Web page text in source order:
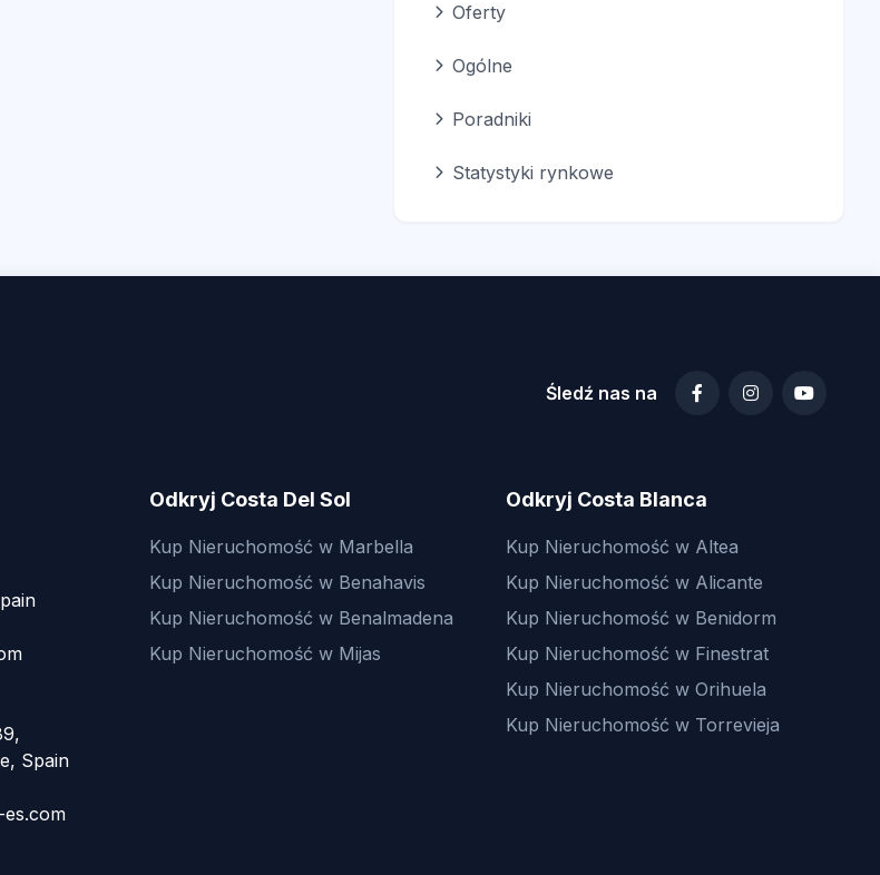
Oferty
Ogólne
Poradniki
Statystyki rynkowe
Śledź nas na
Spain
Odkryj Costa Del Sol
Kup Nieruchomość w Marbella
Kup Nieruchomość w Benahavis
Kup Nieruchomość w Benalmadena
Kup Nieruchomość w Mijas
Odkryj Costa Blanca
Kup Nieruchomość w Altea
Kup Nieruchomość w Alicante
Kup Nieruchomość w Benidorm
Kup Nieruchomość w Finestrat
Kup Nieruchomość w Orihuela
Kup Nieruchomość w Torrevieja